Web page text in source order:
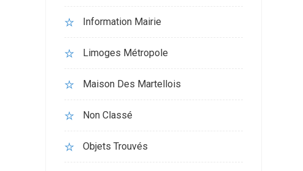
Information Mairie
Limoges Métropole
Maison Des Martellois
Non Classé
Objets Trouvés